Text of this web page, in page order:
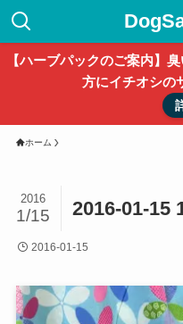
【ハーブパックのご案内】
方にイチオシの
ホーム
2016-01-15
2016
1/15
2016-01-15